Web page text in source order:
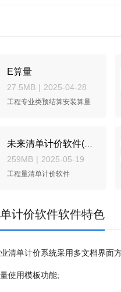
E算量
27.5MB | 2025-04-28
工程专业类预结算安装算量
259MB | 2025-05-19
工程量清单计价软件
计价软件软件特色
单计价系统采用多文档界面
用模板功能;